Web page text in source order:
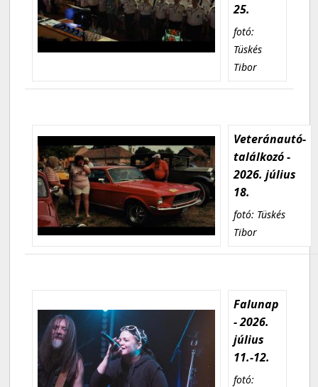
25.
fotó:
Tüskés
Tibor
Veteránautó-
találkozó -
2026. július
18.
fotó: Tüskés
Tibor
Falunap
- 2026.
július
11.-12.
fotó: